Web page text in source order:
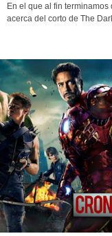
En el que al fin
acerca del corto de The